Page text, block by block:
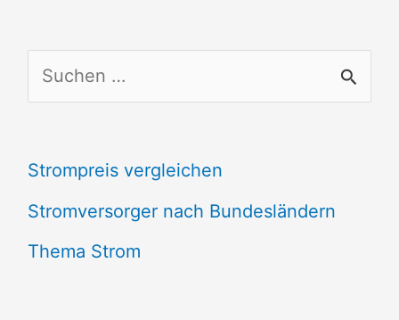
u
h
e
n
Strompreis vergleichen
Stromversorger nach Bundesländern
Thema Strom